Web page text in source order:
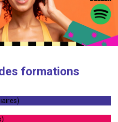
formations